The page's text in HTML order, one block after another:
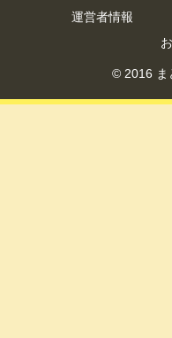
運営者情報
© 2016 ま